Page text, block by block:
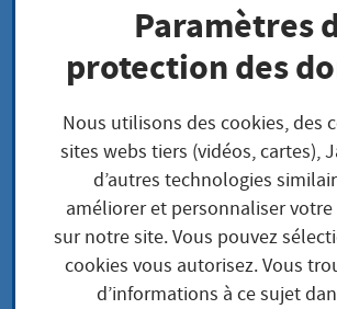
Page d'accueil
Culture, sport et
Archives municipales
Servicezeiten und Kontakt
Servicezeiten
Kontakt
Paramètres
protection des
Nous utilisons des cookies, des
sites webs tiers (vidéos, cartes),
d’autres technologies
améliorer et personnaliser votre
sur notre site. Vous pouvez
cookies vous autorisez. Vous
d’informations à ce sujet